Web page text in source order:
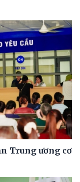
Trung ương cơ